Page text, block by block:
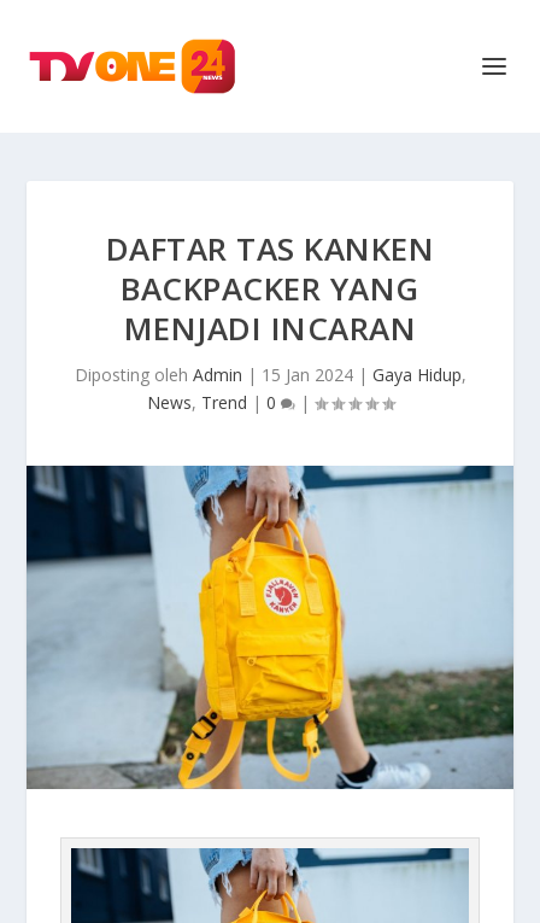
DAFTAR TAS KANKEN
BACKPACKER YANG
MENJADI INCARAN
Diposting oleh Admin | 15 Jan 2024| Gaya Hidup,
News, Trend | 0 |